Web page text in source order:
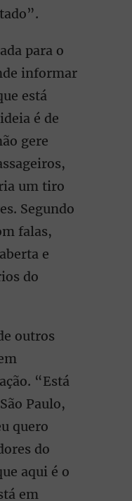
para o
informar
está
é de
gere
um tiro
Segundo
falas,
e
do
outros
“Está
Paulo,
quero
do
aqui é o
em